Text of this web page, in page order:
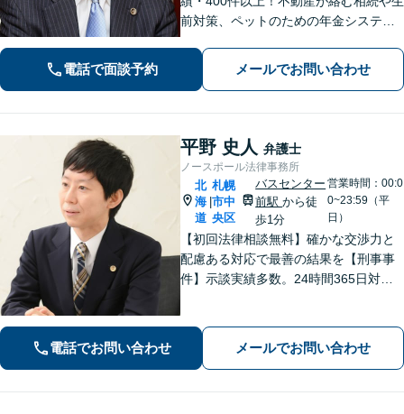
前対策、ペットのための年金システム
金・刑事事件・不動産トラブルなど幅
広く対応。依頼者の背景に潜む原因を
電話で面談予約 メールでお問い合わせ
平野 史人 弁護士
ノースポール法律事務所
北
海
道
|
札幌
市中
央区
バスセンター
前駅から徒
歩1分
営業時間：00:0
0~23:59（平
日）
【初回法律相談無料】確かな交渉力と
配慮ある対応で最善の結果を【刑事事
件】示談実績多数。24時間365日対応
経験あり。【バスセンター前駅3番出口
徒歩1分】
電話でお問い合わせ メールでお問い合わせ